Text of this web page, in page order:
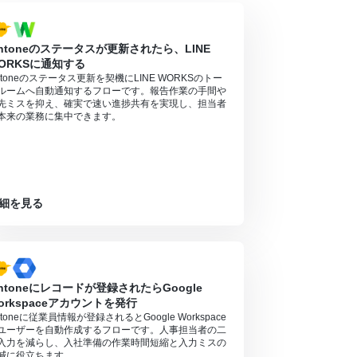
のステータスが更新されたら、LINE
に通知する
のステータス更新を契機にLINE WORKSのトー
ームへ自動通知するフローです。報告作業の手間や
ミスを抑え、確実で速い進捗共有を実現し、担当者
来の業務に集中できます。
を見る
にレコードが登録されたらGoogle
アカウントを発行
に従業員情報が登録されるとGoogle Workspace
ーザーを自動作成するフローです。人事担当者の二
力を減らし、入社準備の作業時間短縮と入力ミスの